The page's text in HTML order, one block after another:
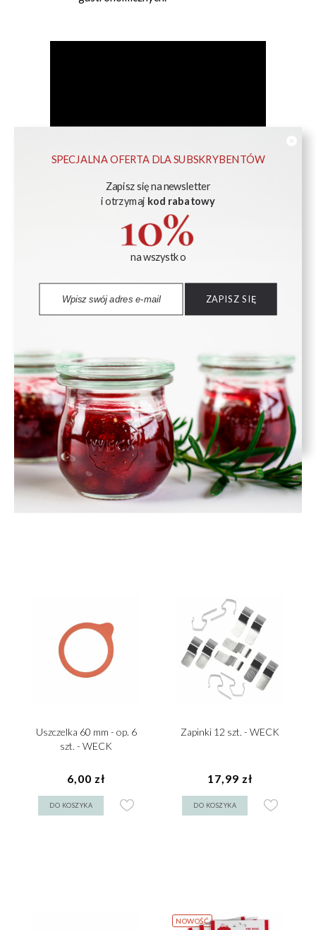
SPECJALNA OFERTA DLA SUBSKRYBENTÓW
Zapisz się na newsletter
i otrzymaj kod rabatowy
na wszystko
ZAPISZ SIĘ
PRODUKTY UZUPEŁNIAJĄCE
Chwytak do słoików -
WECK
132,00 zł
DO KOSZYKA
Pokrywka szklana 60 mm -
op. 6 szt. - WECK
19,20 zł
DO KOSZYKA
Uszczelka 60 mm - op. 6
szt. - WECK
6,00 zł
DO KOSZYKA
Zapinki 12 szt. - WECK
17,99 zł
DO KOSZYKA
NOWOŚĆ